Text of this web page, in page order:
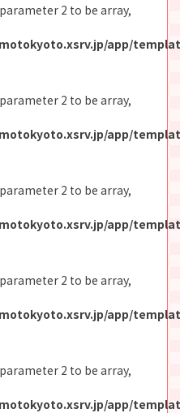
2 to be array,
app/
2 to be array,
app/
2 to be array,
app/
2 to be array,
app/
2 to be array,
app/